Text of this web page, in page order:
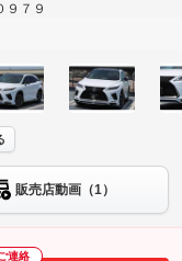
９７９
販売店動画（1）
連絡